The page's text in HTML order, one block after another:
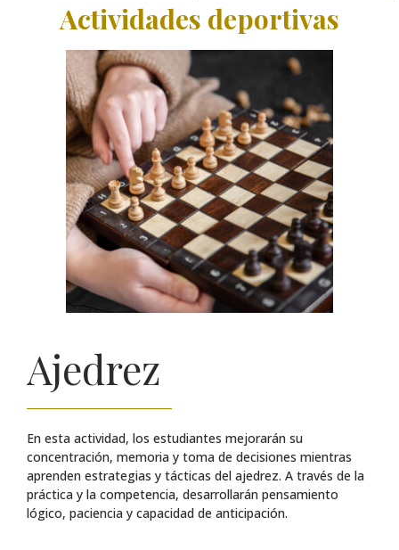
Actividades deportivas
Ajedrez
En esta actividad, los estudiantes mejorarán su
concentración, memoria y toma de decisiones mientras
aprenden estrategias y tácticas del ajedrez. A través de la
práctica y la competencia, desarrollarán pensamiento
lógico, paciencia y capacidad de anticipación.